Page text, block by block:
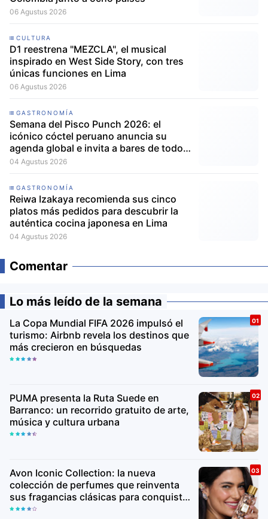
06 Agustus 2026
CULTURA
D1 reestrena "MEZCLA", el musical
inspirado en West Side Story, con tres
únicas funciones en Lima
06 Agustus 2026
GASTRONOMÍA
Semana del Pisco Punch 2026: el
icónico cóctel peruano anuncia su
agenda global e invita a bares de todo
el mundo a participar
04 Agustus 2026
GASTRONOMÍA
Reiwa Izakaya recomienda sus cinco
platos más pedidos para descubrir la
auténtica cocina japonesa en Lima
04 Agustus 2026
Comentar
Lo más leído de la semana
La Copa Mundial FIFA 2026 impulsó el
turismo: Airbnb revela los destinos que
más crecieron en búsquedas
PUMA presenta la Ruta Suede en
Barranco: un recorrido gratuito de arte,
música y cultura urbana
Avon Iconic Collection: la nueva
colección de perfumes que reinventa
sus fragancias clásicas para conquistar
nuevas generaciones